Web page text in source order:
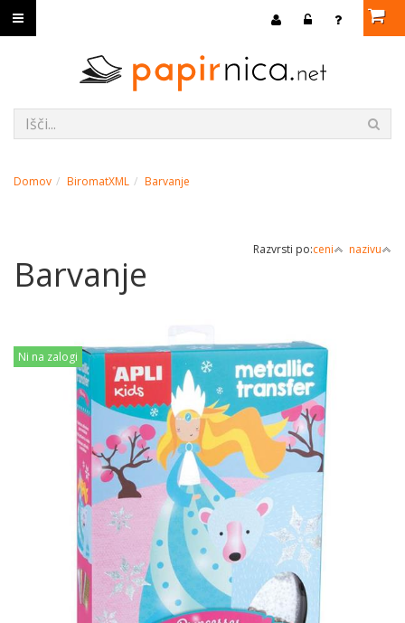
Domov BiromatXML Barvanje
Razvrsti po:ceni nazivu
Barvanje
Ni na zalogi